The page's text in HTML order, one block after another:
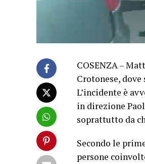
COSENZA –
Crotonese,
L’incidente è
in direzione
soprattutto da
Secondo le
persone